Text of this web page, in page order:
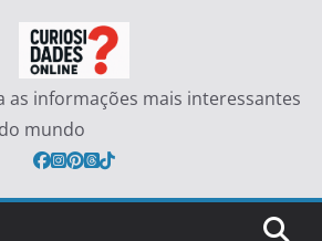
as informações mais interessantes
mundo